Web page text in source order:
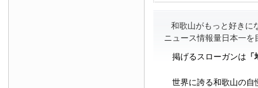
和歌山がもっと好きに
ニュース情報量日本一を
掲げるスローガンは
世界に誇る和歌山の自